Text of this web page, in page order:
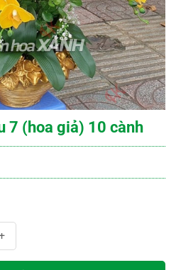
7 (hoa giả) 10 cành
10 cành số lượng